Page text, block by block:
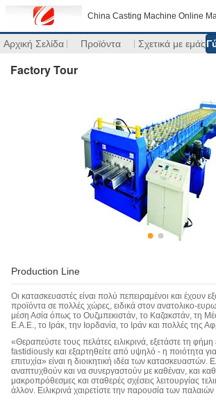
China Casting Machine Online
Αρχική Σελίδα Προϊόντα Σχετικά με εμάς
Factory Tour
Production Line
Οι κατασκευαστές είναι πολύ πεπειραμένοι και έχουν
προϊόντα σε πολλές χώρες, ειδικά στον ανατολικο-
μέση Ασία όπως το Ουζμπεκιστάν, το Καζακστάν, τη
Ε.Α.Ε., το Ιράκ, την Ιορδανία, το Ιράν και πολλές της
«Θεραπεύστε τους πελάτες ειλικρινά, εξετάστε τη φήμη
fastidiously και εξαρτηθείτε από υψηλό - η ποιότητα για
επιτυχία» είναι η διοικητική ιδέα των κατασκευαστών.
αναπτυχθούν και να συνεργαστούν με καθέναν, και
μακροπρόθεσμες και σταθερές σχέσεις λειτουργίας
άλλον. Ειλικρινά χαιρετίστε την παρουσία των